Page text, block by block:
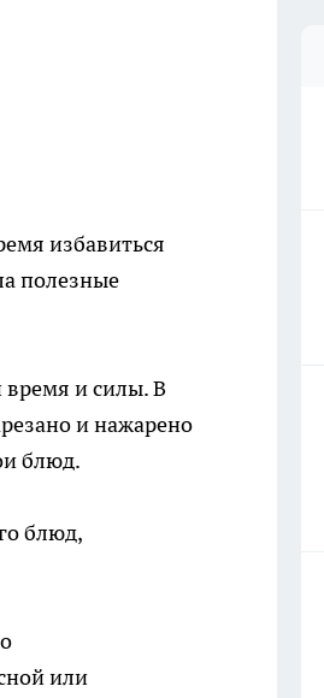
избавиться
полезные
время и силы. В
и нажарено
блюд.
блюд,
или